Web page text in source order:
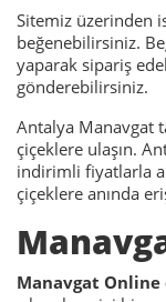
Sitemiz üzerinden
beğenebilirsiniz.
yaparak sipariş
gönderebilirsiniz.
Antalya Manavgat
çiçeklere ulaşın.
indirimli fiyatlarla
çiçeklere anında
Manavgat